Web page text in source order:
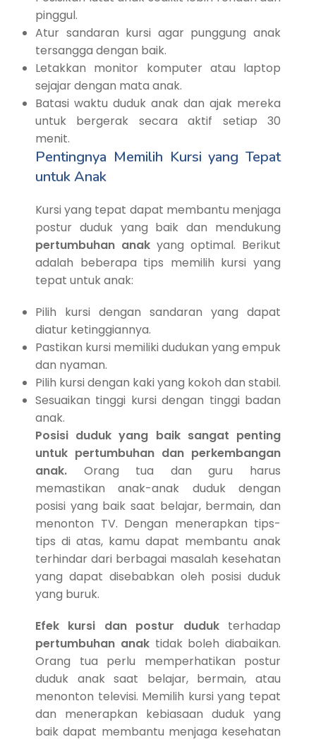
pinggul.
Atur sandaran kursi agar punggung anak
tersangga dengan baik.
Letakkan monitor komputer atau laptop
sejajar dengan mata anak.
Batasi waktu duduk anak dan ajak mereka
untuk bergerak secara aktif setiap 30
menit.
Pentingnya Memilih Kursi yang Tepat
untuk Anak
Kursi yang tepat dapat membantu menjaga
postur duduk yang baik dan mendukung
pertumbuhan anak yang optimal. Berikut
adalah beberapa tips memilih kursi yang
tepat untuk anak:
Pilih kursi dengan sandaran yang dapat
diatur ketinggiannya.
Pastikan kursi memiliki dudukan yang empuk
dan nyaman.
Pilih kursi dengan kaki yang kokoh dan stabil.
Sesuaikan tinggi kursi dengan tinggi badan
anak.
Posisi duduk yang baik sangat penting
untuk pertumbuhan dan perkembangan
anak. Orang tua dan guru harus
memastikan anak-anak duduk dengan
posisi yang baik saat belajar, bermain, dan
menonton TV. Dengan menerapkan tips-
tips di atas, kamu dapat membantu anak
terhindar dari berbagai masalah kesehatan
yang dapat disebabkan oleh posisi duduk
yang buruk.
Efek kursi dan postur dudukterhadap
pertumbuhan anaktidak boleh diabaikan.
Orang tua perlu memperhatikan postur
duduk anak saat belajar, bermain, atau
menonton televisi. Memilih kursi yang tepat
dan menerapkan kebiasaan duduk yang
baik dapat membantu menjaga kesehatan